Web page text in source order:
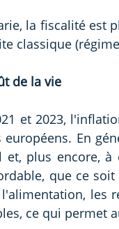
la fiscalité est
classique
de la vie
et 2023,
européens. En
et, plus encore,
que ce
les
ce qui permet